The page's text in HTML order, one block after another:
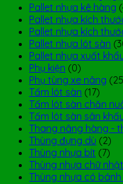
Pallet nhựa kê hàng
Pallet nhựa kích
Pallet nhựa kích
Pallet nhựa lót sàn
Pallet nhựa xuất
Phụ kiện (0)
Phụ tùng xe nâng
Tấm lót sàn (17)
Tấm lót sàn chăn
Tấm lót sàn sân
Thang nâng hàng -
Thùng đựng dù (2)
Thùng nhựa bít (7)
Thùng nhựa chữ nhật
Thùng nhựa có bánh